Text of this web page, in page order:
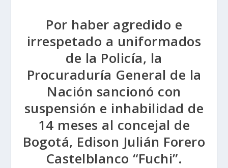
Por haber agredido e
irrespetado a uniformados
de la Policía, la
Procuraduría General de la
Nación sancionó con
suspensión e inhabilidad de
14 meses al concejal de
Bogotá, Edison Julián Forero
Castelblanco “Fuchi”.